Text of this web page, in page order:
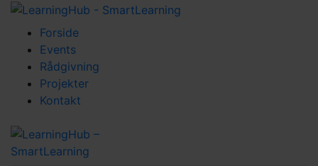
Forside
Events
Rådgivning
Projekter
Kontakt